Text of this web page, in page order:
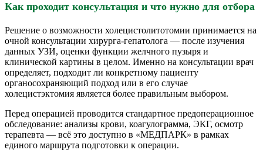
Как проходит консультация и что нужно для отбора
Решение о возможности холецистолитотомии принимается на
очной консультации хирурга-гепатолога — после изучения
данных УЗИ, оценки функции желчного пузыря и
клинической картины в целом. Именно на консультации врач
определяет, подходит ли конкретному пациенту
органосохраняющий подход или в его случае
холецистэктомия является более правильным выбором.
Перед операцией проводится стандартное предоперационное
обследование: анализы крови, коагулограмма, ЭКГ, осмотр
терапевта — всё это доступно в «МЕДПАРК» в рамках
единого маршрута подготовки к операции.